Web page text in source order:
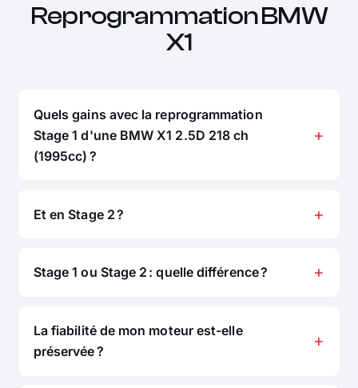
Reprogrammation BMW
X1
Quels gains avec la reprogrammation
Stage 1 d'une BMW X1 2.5D 218 ch
(1995cc) ?
Et en Stage 2 ?
Stage 1 ou Stage 2 : quelle différence ?
La fiabilité de mon moteur est-elle
préservée ?